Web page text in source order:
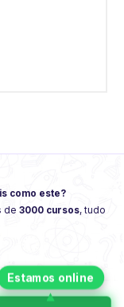
como este?
de 3000 cursos, tudo